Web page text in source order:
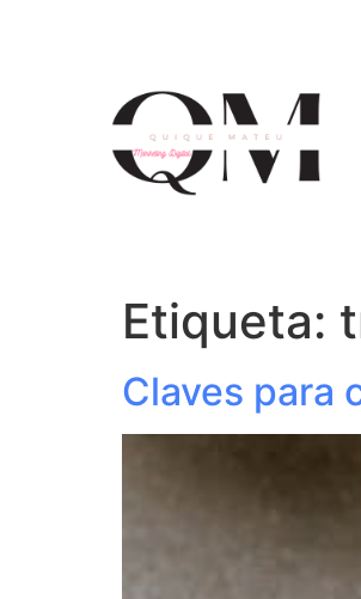
Etiqueta:
Claves para